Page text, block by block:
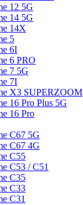
12 5G
14 5G
14X
5
6I
6 PRO
7 5G
7I
X3 SUPERZOOM
16 Pro Plus 5G
16 Pro
C67 5G
C67 4G
C55
C53 / C51
C35
C33
C31